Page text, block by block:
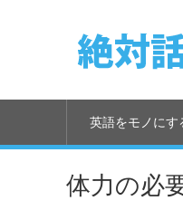
英語をモノにす
体力の必